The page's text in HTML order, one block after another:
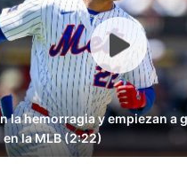
la hemorragia y empiezan a
la MLB (2:22)